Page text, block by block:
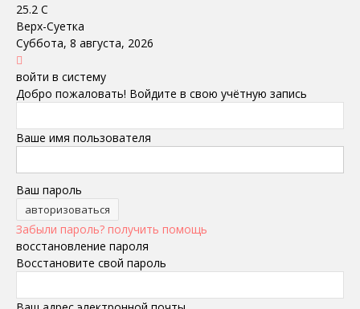
25.2 C
Верх-Суетка
Суббота, 8 августа, 2026
войти в систему
Добро пожаловать! Войдите в свою учётную запись
Ваше имя пользователя
Ваш пароль
Забыли пароль? получить помощь
восстановление пароля
Восстановите свой пароль